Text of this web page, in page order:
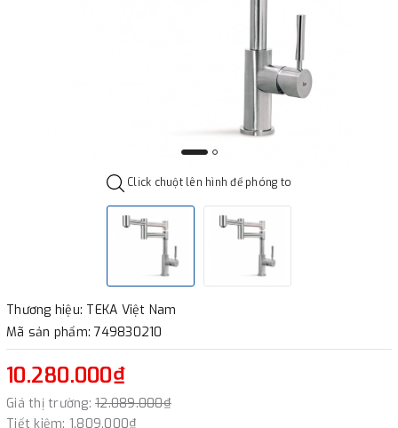
Click chuột lên hình để phóng to
Thương hiệu: TEKA Việt Nam
Mã sản phẩm: 749830210
10.280.000₫
Giá thị trường: 12.089.000₫
Tiết kiệm: 1.809.000₫